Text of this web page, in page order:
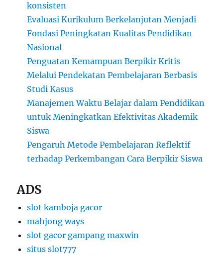
konsisten
Evaluasi Kurikulum Berkelanjutan Menjadi
Fondasi Peningkatan Kualitas Pendidikan
Nasional
Penguatan Kemampuan Berpikir Kritis
Melalui Pendekatan Pembelajaran Berbasis
Studi Kasus
Manajemen Waktu Belajar dalam Pendidikan
untuk Meningkatkan Efektivitas Akademik
Siswa
Pengaruh Metode Pembelajaran Reflektif
terhadap Perkembangan Cara Berpikir Siswa
ADS
slot kamboja gacor
mahjong ways
slot gacor gampang maxwin
situs slot777